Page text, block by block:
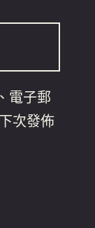
電子郵
次發佈